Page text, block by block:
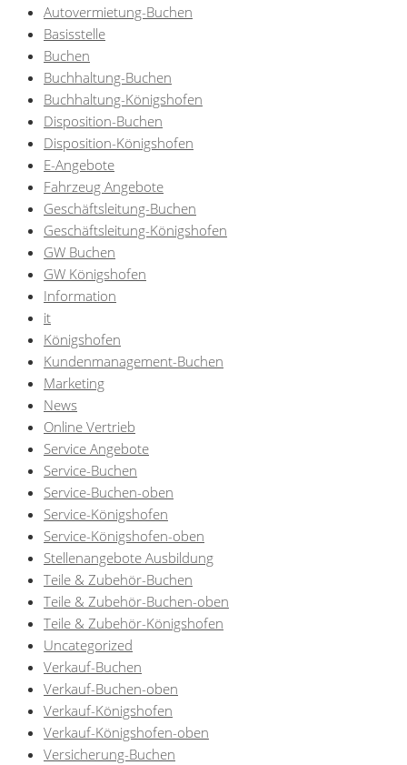
Autovermietung-Buchen
Basisstelle
Buchen
Buchhaltung-Buchen
Buchhaltung-Königshofen
Disposition-Buchen
Disposition-Königshofen
E-Angebote
Fahrzeug Angebote
Geschäftsleitung-Buchen
Geschäftsleitung-Königshofen
GW Buchen
GW Königshofen
Information
it
Königshofen
Kundenmanagement-Buchen
Marketing
News
Online Vertrieb
Service Angebote
Service-Buchen
Service-Buchen-oben
Service-Königshofen
Service-Königshofen-oben
Stellenangebote Ausbildung
Teile & Zubehör-Buchen
Teile & Zubehör-Buchen-oben
Teile & Zubehör-Königshofen
Uncategorized
Verkauf-Buchen
Verkauf-Buchen-oben
Verkauf-Königshofen
Verkauf-Königshofen-oben
Versicherung-Buchen